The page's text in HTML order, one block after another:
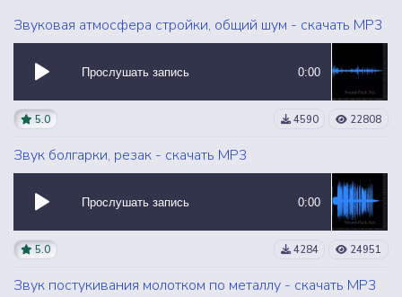
Звуковая атмосфера стройки, общий шум - скачать MP3
Прослушать запись 0:00
5.0 4590 22808
Звук болгарки, резак - скачать MP3
Прослушать запись 0:00
5.0 4284 24951
Звук постукивания молотком по металлу - скачать MP3